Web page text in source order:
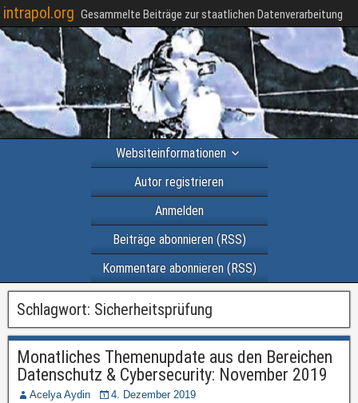
intrapol.org Gesammelte Beiträge zur staatlichen Datenverarbeitung
Websiteinformationen
Autor registrieren
Anmelden
Beiträge abonnieren (RSS)
Kommentare abonnieren (RSS)
Schlagwort: Sicherheitsprüfung
Monatliches Themenupdate aus den Bereichen
Datenschutz & Cybersecurity: November 2019
Acelya Aydin
4. Dezember 2019